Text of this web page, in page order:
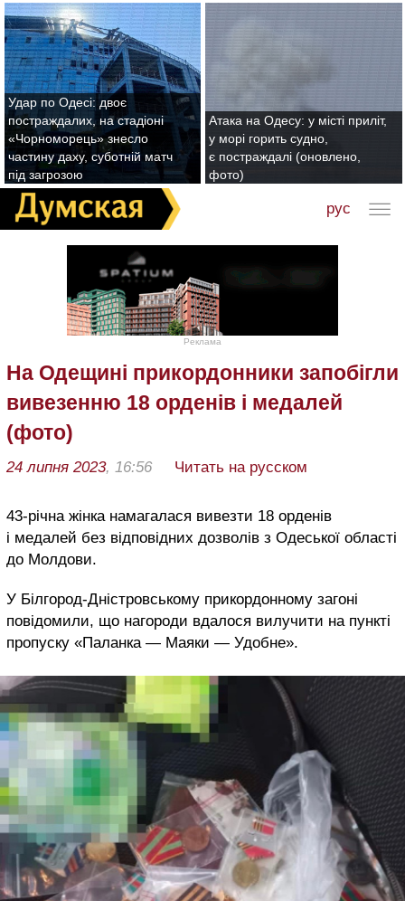
Удар по Одесі: двоє
постраждалих, на стадіоні
«Чорноморець» знесло
частину даху, суботній матч
під загрозою
Атака на Одесу: у місті приліт,
у морі горить судно,
є постраждалі (оновлено,
фото)
рус
Реклама
На Одещині прикордонники запобігли
вивезенню 18 орденів і медалей
(фото)
24 липня 2023, 16:56 Читать на русском
43-річна жінка намагалася вивезти 18 орденів
і медалей без відповідних дозволів з Одеської області
до Молдови.
У Білгород-Дністровському прикордонному загоні
повідомили, що нагороди вдалося вилучити на пункті
пропуску «Паланка — Маяки — Удобне».